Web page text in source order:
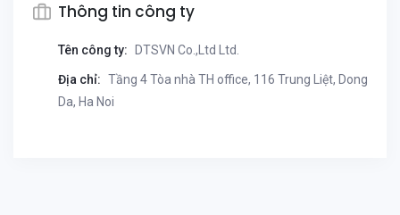
Thông tin công ty
Tên công ty: DTSVN Co.,Ltd Ltd.
Địa chỉ: Tầng 4 Tòa nhà TH office, 116 Trung Liệt, Dong
Da, Ha Noi